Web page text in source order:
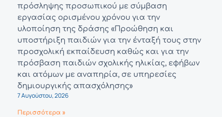
πρόσληψης προσωπικού με σύμβαση
εργασίας ορισμένου χρόνου για την
υλοποίηση της δράσης «Προώθηση και
υποστήριξη παιδιών για την ένταξή τους στην
προσχολική εκπαίδευση καθώς και για την
πρόσβαση παιδιών σχολικής ηλικίας, εφήβων
και ατόμων με αναπηρία, σε υπηρεσίες
δημιουργικής απασχόλησης»
7 Αυγούστου, 2026
Περισσότερα »